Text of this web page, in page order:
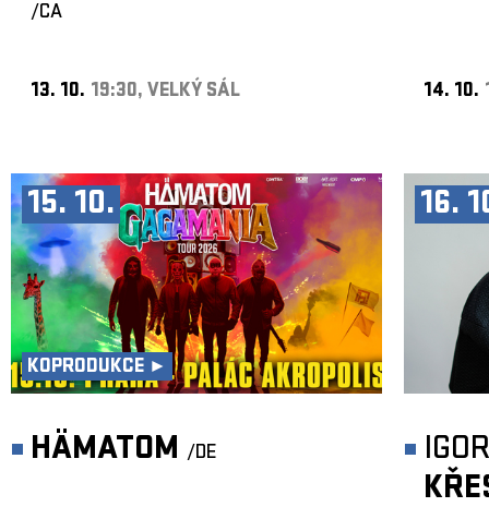
/CA
13. 10. 19:30, VELKÝ SÁL 14. 10.
15. 10.
KOPRODUKCE ►
HÄMATOM /DE
16.